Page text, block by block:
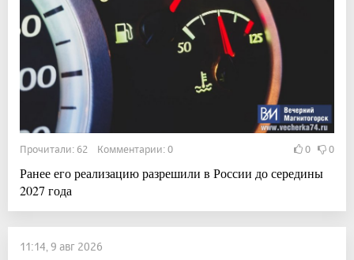
Прочитали: 62 Комментарии: 0 0 0
Ранее его реализацию разрешили в России до середины
2027 года
11:14, 9 авг 2026